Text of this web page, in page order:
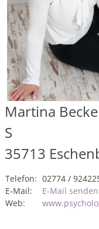
Martina
S
35713
Telefon: 02774 /
E-Mail:
E-Mail senden
Web: